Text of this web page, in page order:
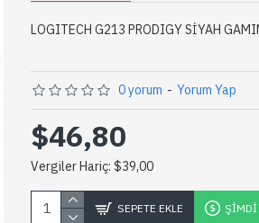
LOGITECH G213 PRODIGY SİYAH
0 yorum - Yorum Yap
$46,80
Vergiler Hariç: $39,00
SEPETE EKLE ŞIMDI